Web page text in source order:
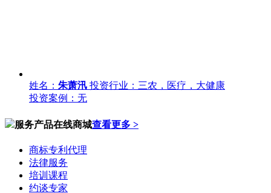
姓名： 朱萧汛 投资行业：三农，医疗，大健康
投资案例：无
服务产品在线商城查看更多 >
商标专利代理
法律服务
培训课程
约谈专家